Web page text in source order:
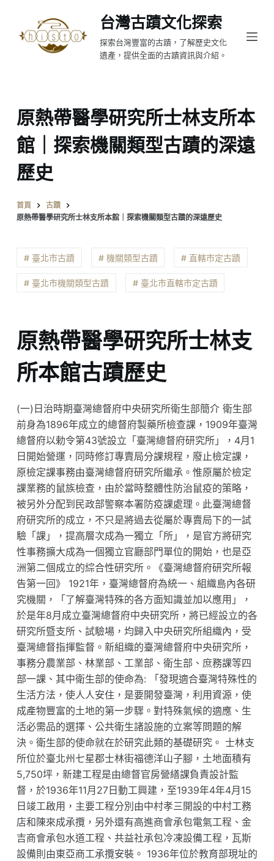
至
台灣古蹟文化探索
探索台灣豐富的古蹟，了解歷史文化
遺產，提供全面的古蹟資訊與介紹。
原熱帶醫學研究所士林支所本
館｜探索機關類型古蹟的深遠
歷史
首頁
古蹟
原熱帶醫學研究所士林支所本館｜探索機關類型古蹟的深遠歷史
# 臺北市古蹟 # 機關類型古蹟 # 直轄市定古蹟
# 臺北市機關類型古蹟 # 臺北市直轄市定古蹟
原熱帶醫學研究所士林支
所本館古蹟歷史
(一)日治時期臺灣總督府中央研究所衛生部簡介 衛生部
前身為1896年成立的總督府製藥所檢查課，1909年臺灣
總督府以勅令第43號設立「臺灣總督府研究所」，4月1
日開始營運，同時修訂專賣局分課規程，廢止檢定課，
原檢定課事務由臺灣總督府研究所繼承。惟原屬於檢定
課業務的鼠族檢查，由於當時整體性防治鼠疫的策略，
被另外分配到民政部警察本署防疫課處理。此臺灣總督
府研究所的成立，不只是將過去從屬於專賣局下的一試
驗「課」，提高層次成為一獨立「所」，是官方將研究
性事務擴大成為一個獨立官廳部門單位的開始，也是亞
洲第二個成立的綜合性研究所。《臺灣總督府研究所報
告第一回》 1921年，臺灣總督府為統一、組織島內各研
究機關，「了解臺灣特殊的各方面知識並加以應用」，
於是年8月成立臺灣總督府中央研究所，將已經設立的各
研究所暨支所、試驗場，均歸入中央研究所組織內，受
臺灣總督指揮監督。新組織的臺灣總督府中央研究所，
事務分農業部、林業部、工業部、衛生部、庶務課等四
部一課、其中衛生部的使命為: 「發現適合臺灣特殊性的
生活方法，使人人安住，是要開發臺灣，利用資源，使
成產物豐富的土地的第一步驟。對特殊氣候的適應、生
活必需品的選擇、公共衛生諸設施的立案等問題的解
決。衛生部的使命就在於研究此類的基礎研究。 士林支
所位於臺北州七星郡士林街福德洋山子腳，土地面積有
5,750坪，新建工程是由總督官房營繕課負責設計監
督，於1936年11月27日動工興建，至1939年4年4月15
日竣工啟用，主要工程分別由中村孝三開設的中村工務
店和陳來成承攬，另外還有高進商會承包電氣工程、金
吉商會承包水道工程、共益社承包冷凍設備工程，瓦斯
設備則由東亞商工承攬安裝。 1936年位於教育部現址的